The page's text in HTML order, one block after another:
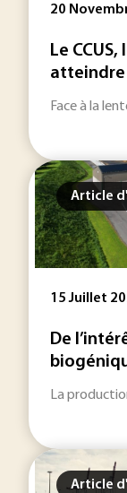
20
Le
atteindre
Face à la
Article
15 Juillet
De
La
Article